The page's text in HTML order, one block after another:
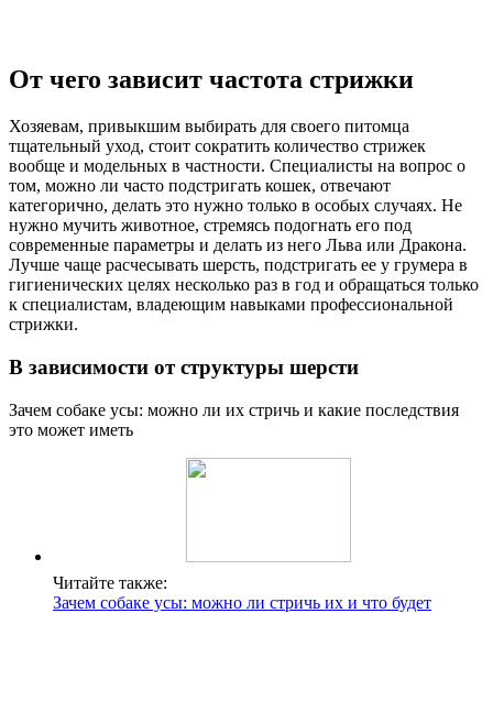
От чего зависит частота стрижки
Хозяевам, привыкшим выбирать для своего питомца
тщательный уход, стоит сократить количество стрижек
вообще и модельных в частности. Специалисты на вопрос о
том, можно ли часто подстригать кошек, отвечают
категорично, делать это нужно только в особых случаях. Не
нужно мучить животное, стремясь подогнать его под
современные параметры и делать из него Льва или Дракона.
Лучше чаще расчесывать шерсть, подстригать ее у грумера в
гигиенических целях несколько раз в год и обращаться только
к специалистам, владеющим навыками профессиональной
стрижки.
В зависимости от структуры шерсти
Зачем собаке усы: можно ли их стричь и какие последствия
это может иметь
Читайте также:
Зачем собаке усы: можно ли стричь их и что будет